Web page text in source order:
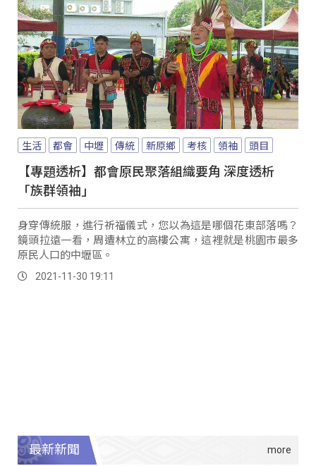
生活 都會 中壢 傳統 新原鄉 考核 領袖 頭目
【專題透析】都會原民聚落組織要角 深度透析
「族群領袖」
身穿傳統服，進行祈福儀式，您以為這是哪個花東部落嗎？
鏡頭拉遠一看，周遭林立的高樓公寓，這裡就是桃園市最多
原民人口的中壢區。
2021-11-30 19:11
最新新聞